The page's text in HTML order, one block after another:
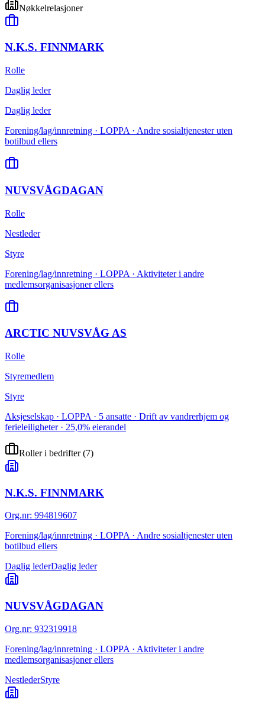
Nøkkelrelasjoner
N.K.S. FINNMARK
Rolle
Daglig leder
Daglig leder
Forening/lag/innretning · LOPPA · Andre sosialtjenester uten
botilbud ellers
NUVSVÅGDAGAN
Rolle
Nestleder
Styre
Forening/lag/innretning · LOPPA · Aktiviteter i andre
medlemsorganisasjoner ellers
ARCTIC NUVSVÅG AS
Rolle
Styremedlem
Styre
Aksjeselskap · LOPPA · 5 ansatte · Drift av vandrerhjem og
ferieleiligheter · 25,0% eierandel
Roller i bedrifter(7)
N.K.S. FINNMARK
Org.nr: 994819607
Forening/lag/innretning · LOPPA · Andre sosialtjenester uten
botilbud ellers
Daglig lederDaglig leder
NUVSVÅGDAGAN
Org.nr: 932319918
Forening/lag/innretning · LOPPA · Aktiviteter i andre
medlemsorganisasjoner ellers
NestlederStyre